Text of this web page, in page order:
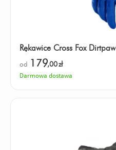
Rękawice Cross Fox Dirtpaw
od 179,00zł
Darmowa dostawa